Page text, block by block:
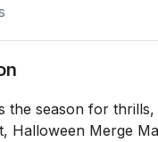
the season for
Halloween Merge